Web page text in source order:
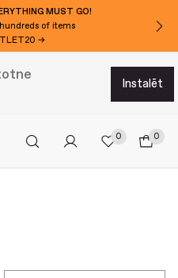
MUST GO!
of items
→
instalēt
0 0